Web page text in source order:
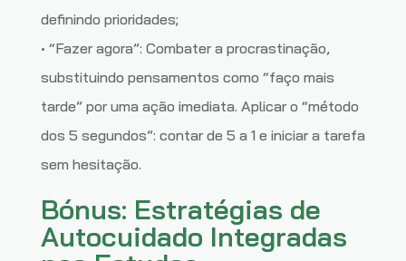
definindo prioridades;
• “Fazer agora”: Combater a procrastinação,
substituindo pensamentos como “faço mais
tarde” por uma ação imediata. Aplicar o “método
dos 5 segundos”: contar de 5 a 1 e iniciar a tarefa
sem hesitação.
Bónus: Estratégias de
Autocuidado Integradas